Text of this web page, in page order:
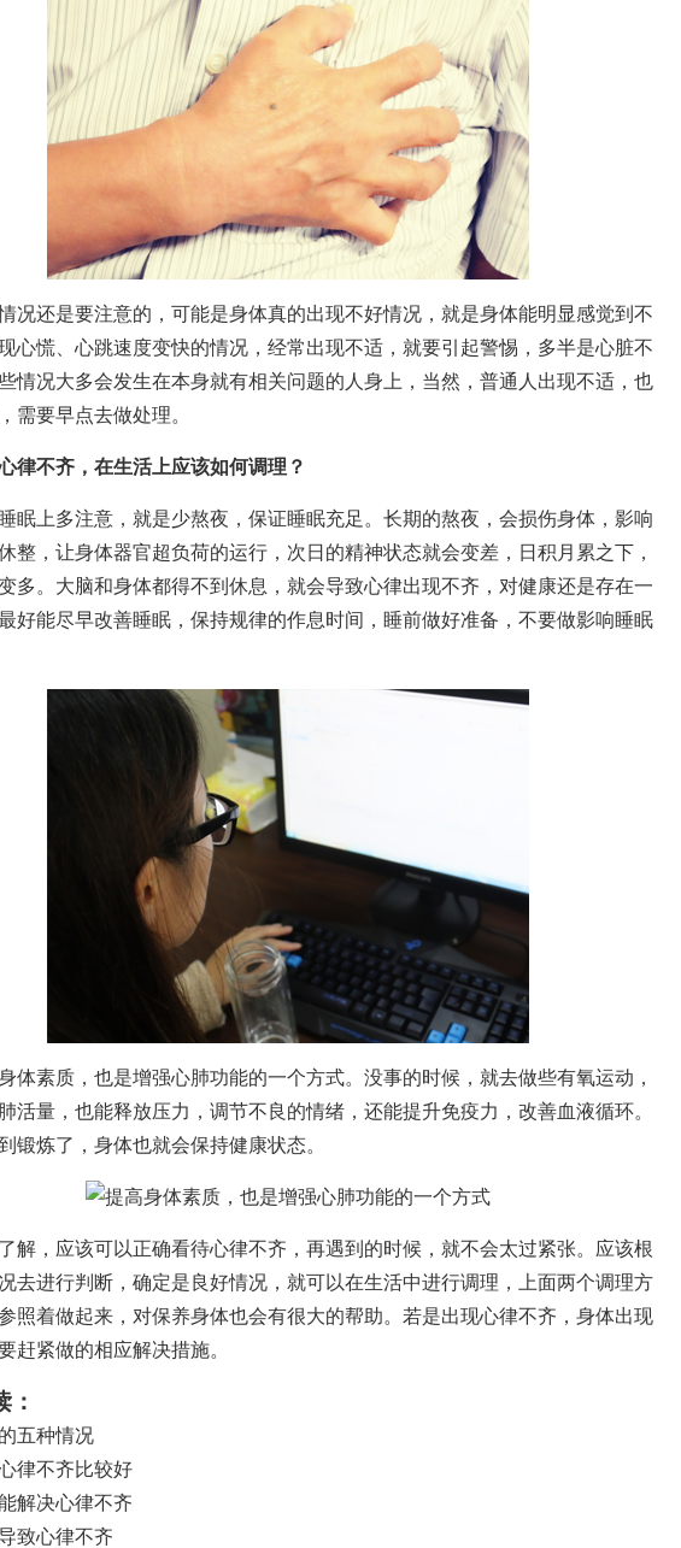
还是要注意的，可能是身体真的出现不好情况，就是身体能明显感觉到不
心慌、心跳速度变快的情况，经常出现不适，就要引起警惕，多半是心脏不
情况大多会发生在本身就有相关问题的人身上，当然，普通人出现不适，也
需要早点去做处理。
律不齐，在生活上应该如何调理？
睡眠 上多注意，就是少熬夜，保证睡眠充足。长期的熬夜，会损伤身体，影响
整，让身体器官超负荷的运行，次日的精神状态就会变差，日积月累之下，
多。大脑和身体都得不到休息，就会导致心律出现不齐，对健康还是存在一
好能尽早改善睡眠，保持规律的作息时间，睡前做好准备，不要做影响睡眠
素质，也是增强心肺功能的一个方式。没事的时候，就去做些有氧运动，
活量，也能释放压力，调节不良的情绪，还能提升免疫力，改善血液循环。
锻炼了，身体也就会保持健康状态。
，应该可以正确看待心律不齐，再遇到的时候，就不会太过紧张。应该根
去进行判断，确定是良好情况，就可以在生活中进行调理，上面两个调理方
照着做起来，对保养身体也会有很大的帮助。若是出现心律不齐，身体出现
赶紧做的相应解决措施。
：
五种情况
律不齐比较好
解决心律不齐
致心律不齐